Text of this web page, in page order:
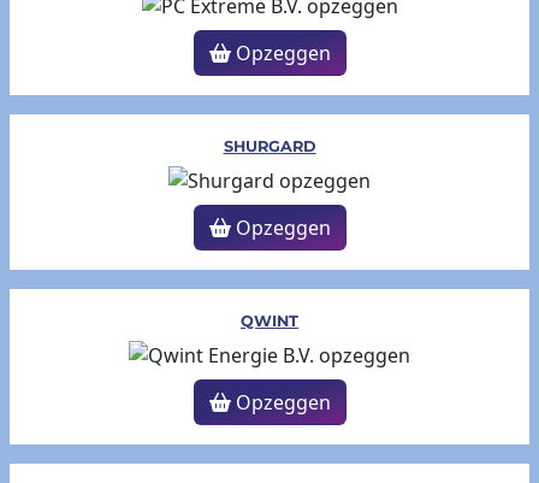
Opzeggen
SHURGARD
Opzeggen
QWINT
Opzeggen